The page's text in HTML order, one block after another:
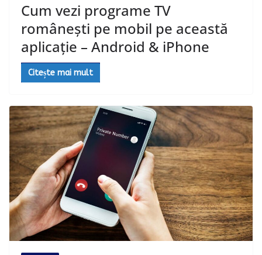
Cum vezi programe TV
româneşti pe mobil pe această
aplicație – Android & iPhone
Citește mai mult